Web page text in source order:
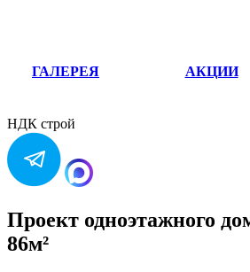
ГАЛЕРЕЯ АКЦИИ
НДК строй
Проект одноэтажного
86м²